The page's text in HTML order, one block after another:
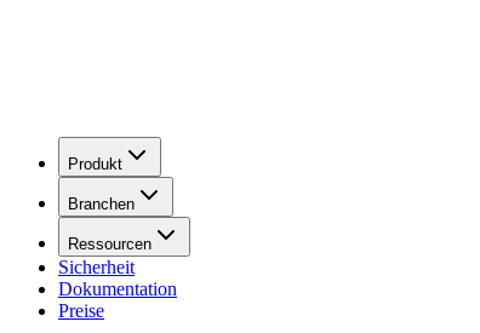
Produkt
Branchen
Ressourcen
Sicherheit
Dokumentation
Preise